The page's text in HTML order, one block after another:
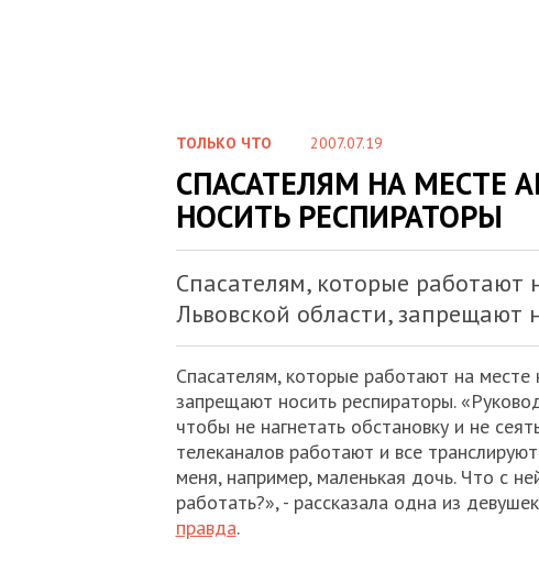
ТОЛЬКО ЧТО 2007.07.19
СПАСАТЕЛЯМ НА МЕСТЕ
НОСИТЬ РЕСПИРАТОРЫ
Спасателям, которые работают
Львовской области, запрещают
Спасателям, которые работают на
запрещают носить респираторы.
чтобы не нагнетать обстановку и не
телеканалов работают и все
меня, например, маленькая дочь. Что с
работать?», - рассказала одна из
правда.